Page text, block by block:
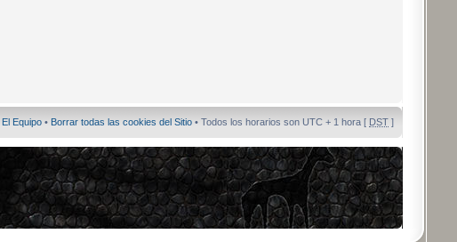
El Equipo • Borrar todas las cookies del Sitio • Todos los horarios son UTC + 1 hora [ DST ]